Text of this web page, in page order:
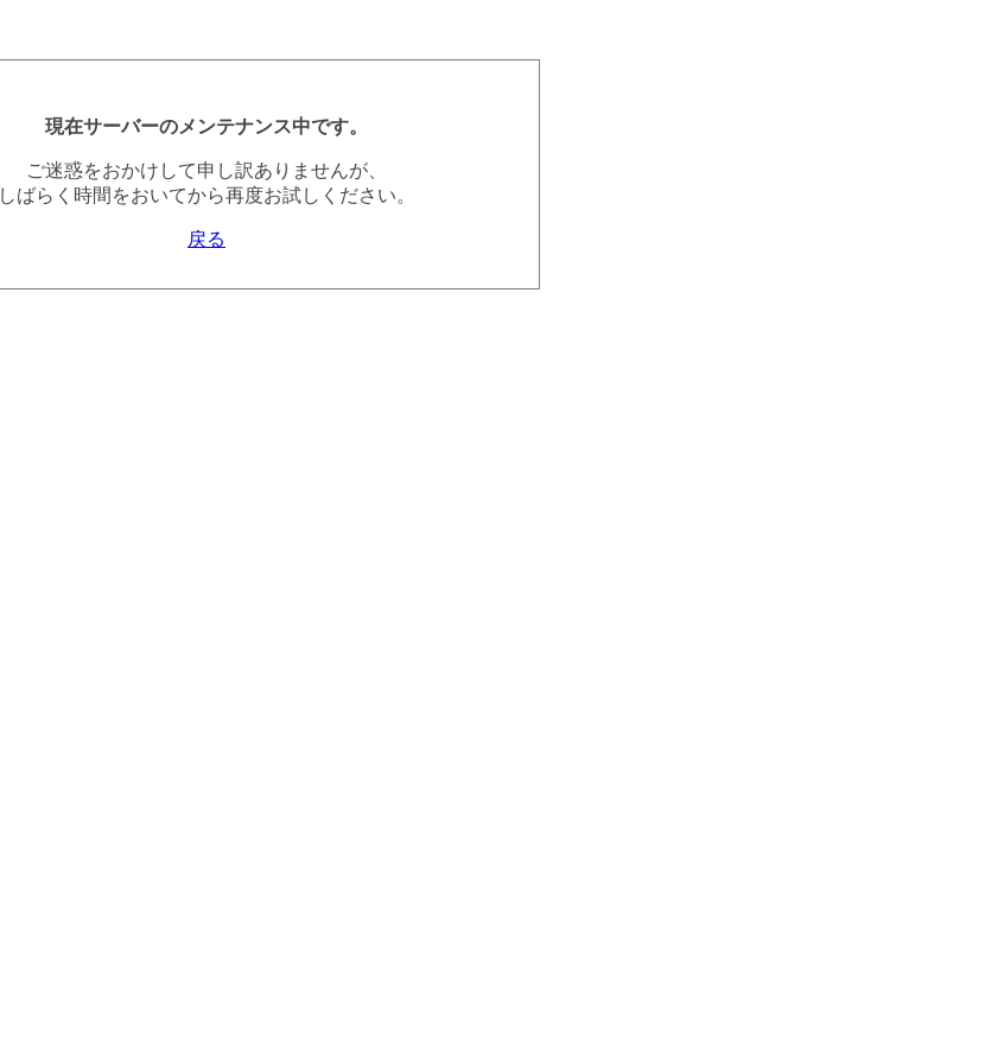
現在サーバーのメンテナンス中です。
ご迷惑をおかけして申し訳ありませんが、
しばらく時間をおいてから再度お試しください。
戻る